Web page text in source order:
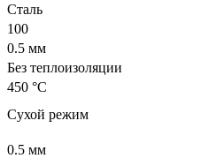
Сталь
100
0.5 мм
Без теплоизоляции
450 °C
Сухой режим
0.5 мм